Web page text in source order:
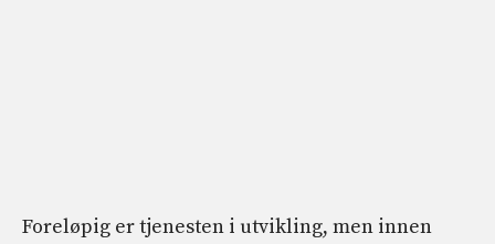
Foreløpig er tjenesten i utvikling, men innen